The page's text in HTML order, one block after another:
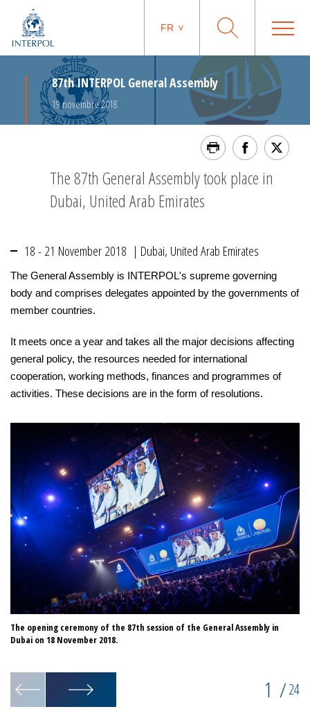
FR
87th INTERPOL General Assembly
19 novembre 2018
The 87th General Assembly took place in
Dubai, United Arab Emirates
18 - 21 November 2018 | Dubai, United Arab Emirates
The General Assembly is INTERPOL's supreme governing
body and comprises delegates appointed by the governments of
member countries.
It meets once a year and takes all the major decisions affecting
general policy, the resources needed for international
cooperation, working methods, finances and programmes of
activities. These decisions are in the form of resolutions.
The opening ceremony of the 87th session of the General Assembly in
Dubai on 18 November 2018.
1 /24